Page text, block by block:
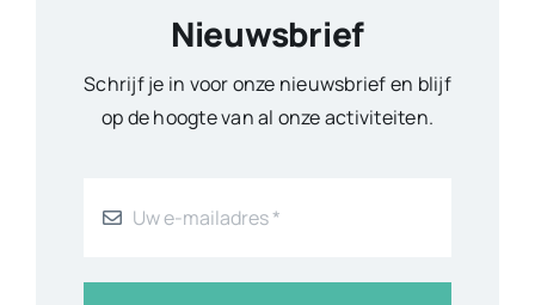
Nieuwsbrief
Schrijf je in voor onze nieuwsbrief en blijf
op de hoogte van al onze activiteiten.